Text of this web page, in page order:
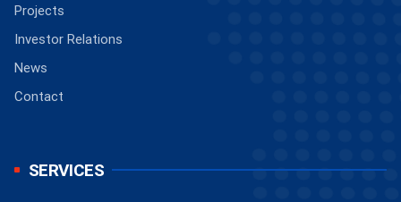
Projects
Investor Relations
News
Contact
SERVICES